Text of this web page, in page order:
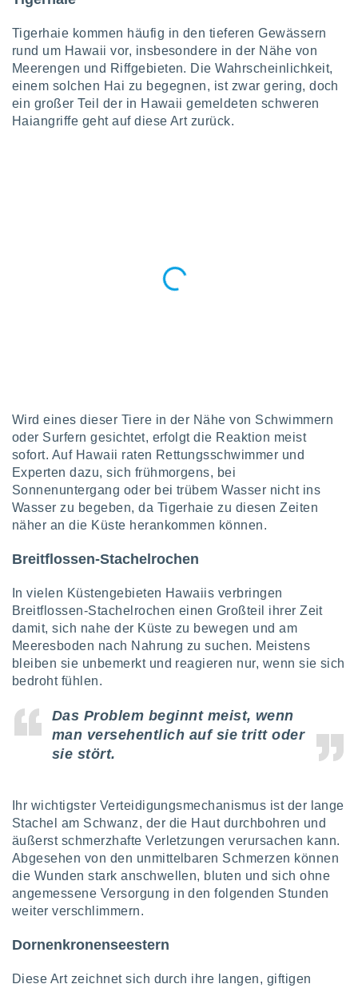
zur
zur
zur
Inhalten.
und
durch
Inhalte,
und der
von
von
Tigerhaie kommen häufig in den tieferen Gewässern
rund um Hawaii vor, insbesondere in der Nähe von
Meerengen und Riffgebieten. Die Wahrscheinlichkeit,
einem solchen Hai zu begegnen, ist zwar gering, doch
ein großer Teil der in Hawaii gemeldeten schweren
Haiangriffe geht auf diese Art zurück.
Wird eines dieser Tiere in der Nähe von Schwimmern
oder Surfern gesichtet, erfolgt die Reaktion meist
sofort. Auf Hawaii raten Rettungsschwimmer und
Experten dazu, sich frühmorgens, bei
Sonnenuntergang oder bei trübem Wasser nicht ins
Wasser zu begeben, da Tigerhaie zu diesen Zeiten
näher an die Küste herankommen können.
Breitflossen-Stachelrochen
In vielen Küstengebieten Hawaiis verbringen
Breitflossen-Stachelrochen einen Großteil ihrer Zeit
damit, sich nahe der Küste zu bewegen und am
Meeresboden nach Nahrung zu suchen. Meistens
bleiben sie unbemerkt und reagieren nur, wenn sie sich
bedroht fühlen.
Das Problem beginnt meist, wenn
man versehentlich auf sie tritt oder
sie stört.
Ihr wichtigster Verteidigungsmechanismus ist der lange
Stachel am Schwanz, der die Haut durchbohren und
äußerst schmerzhafte Verletzungen verursachen kann.
Abgesehen von den unmittelbaren Schmerzen können
die Wunden stark anschwellen, bluten und sich ohne
angemessene Versorgung in den folgenden Stunden
weiter verschlimmern.
Dornenkronenseestern
Diese Art zeichnet sich durch ihre langen, giftigen